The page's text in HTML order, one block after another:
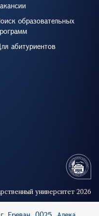
образовательных
абитуриентов
университет 2026